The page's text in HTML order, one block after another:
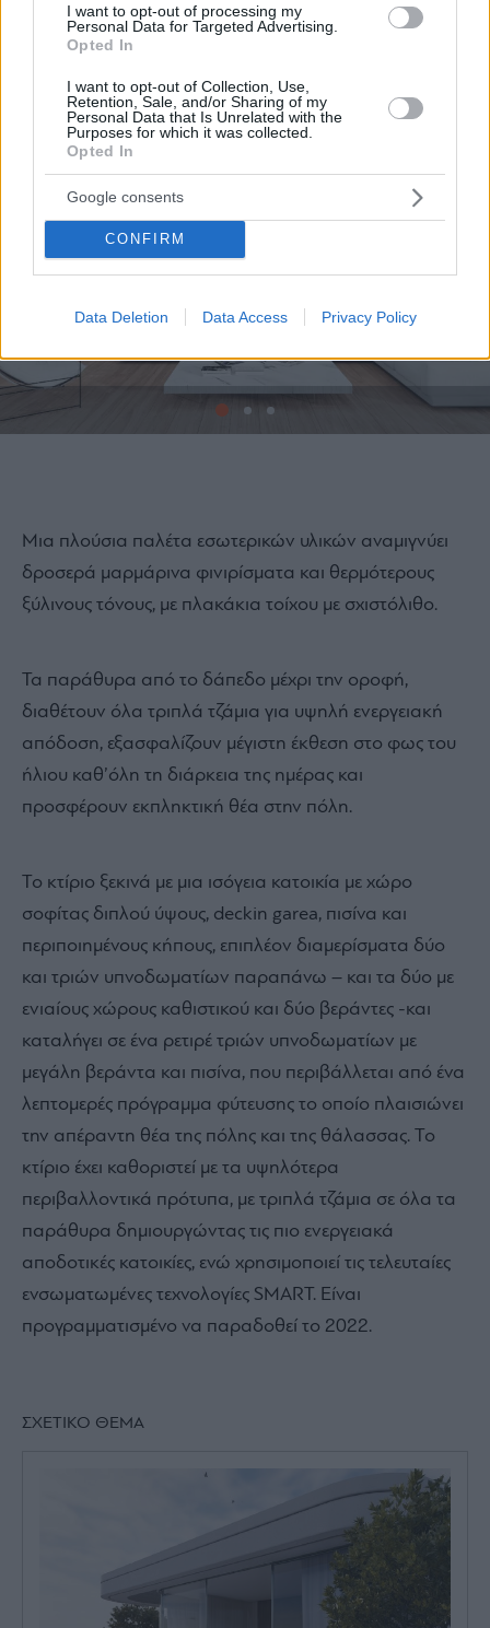
I want to opt-out of processing my
Personal Data for Targeted Advertising.
Opted In
I want to opt-out of Collection, Use,
Retention, Sale, and/or Sharing of my
Personal Data that Is Unrelated with the
Purposes for which it was collected.
Opted In
Google consents
CONFIRM
Data Deletion Data Access Privacy Policy
κατοίκους.
Μια πλούσια παλέτα εσωτερικών υλικών αναμιγνύει
δροσερά μαρμάρινα φινιρίσματα και θερμότερους
ξύλινους τόνους, με πλακάκια τοίχου με σχιστόλιθο.
Τα παράθυρα από το δάπεδο μέχρι την οροφή,
διαθέτουν όλα τριπλά τζάμια για υψηλή ενεργειακή
απόδοση, εξασφαλίζουν μέγιστη έκθεση στο φως του
ήλιου καθ’όλη τη διάρκεια της ημέρας και
προσφέρουν εκπληκτική θέα στην πόλη.
Το κτίριο ξεκινά με μια ισόγεια κατοικία με χώρο
σοφίτας διπλού ύψους, deckin garea, πισίνα και
περιποιημένους κήπους, επιπλέον διαμερίσματα δύο
και τριών υπνοδωματίων παραπάνω – και τα δύο με
ενιαίους χώρους καθιστικού και δύο βεράντες -και
καταλήγει σε ένα ρετιρέ τριών υπνοδωματίων με
μεγάλη βεράντα και πισίνα, που περιβάλλεται από ένα
λεπτομερές πρόγραμμα φύτευσης το οποίο πλαισιώνει
την απέραντη θέα της πόλης και της θάλασσας. Το
κτίριο έχει καθοριστεί με τα υψηλότερα
περιβαλλοντικά πρότυπα, με τριπλά τζάμια σε όλα τα
παράθυρα δημιουργώντας τις πιο ενεργειακά
αποδοτικές κατοικίες, ενώ χρησιμοποιεί τις τελευταίες
ενσωματωμένες τεχνολογίες SMART. Είναι
προγραμματισμένο να παραδοθεί το 2022.
ΣΧΕΤΙΚΟ ΘΕΜΑ